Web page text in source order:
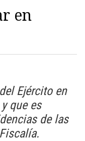
en
Ejército en
que es
de las